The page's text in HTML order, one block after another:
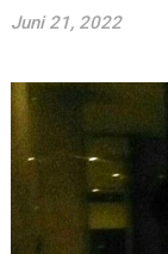
Juni 21, 2022